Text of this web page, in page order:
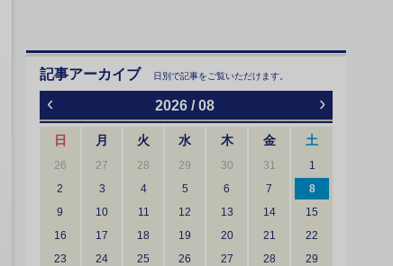
記事アーカイブ 日別で記事をご覧いただけます。
‹ 2026 / 08 ›
日 月 火 水 木 金 土
26 27 28 29 30 31
1
2
3 4 5 6 7
8
9
10 11 12 13 14
15
16
17 18 19 20 21
22
23
24 25 26 27 28
29